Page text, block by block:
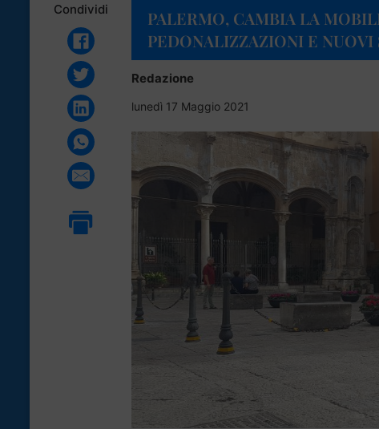
Condividi
PALERMO, CAMBIA LA
PEDONALIZZAZIONI E NUOVI
Redazione
lunedì 17 Maggio 2021